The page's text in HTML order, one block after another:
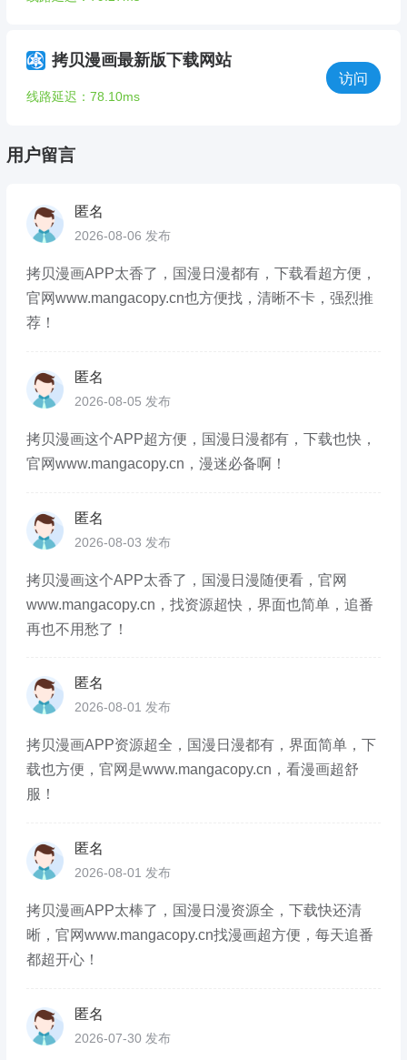
拷贝漫画最新版下载网站
线路延迟：78.10ms
访问
用户留言
匿名
2026-08-06 发布
拷贝漫画APP太香了，国漫日漫都有，下载看超方便，
官网www.mangacopy.cn也方便找，清晰不卡，强烈推
荐！
匿名
2026-08-05 发布
拷贝漫画这个APP超方便，国漫日漫都有，下载也快，
官网www.mangacopy.cn，漫迷必备啊！
匿名
2026-08-03 发布
拷贝漫画这个APP太香了，国漫日漫随便看，官网
www.mangacopy.cn，找资源超快，界面也简单，追番
再也不用愁了！
匿名
2026-08-01 发布
拷贝漫画APP资源超全，国漫日漫都有，界面简单，下
载也方便，官网是www.mangacopy.cn，看漫画超舒
服！
匿名
2026-08-01 发布
拷贝漫画APP太棒了，国漫日漫资源全，下载快还清
晰，官网www.mangacopy.cn找漫画超方便，每天追番
都超开心！
匿名
2026-07-30 发布